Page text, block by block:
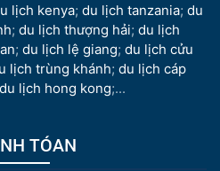
lịch kenya; du lịch tanzania; du
; du lịch thượng hải; du lịch
; du lịch lệ giang; du lịch cửu
lịch trùng khánh; du lịch cáp
du lịch hong kong;...
TÓAN